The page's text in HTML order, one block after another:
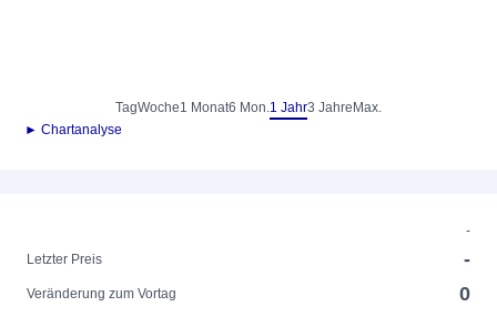
TagWoche1 Monat6 Mon.1 Jahr3 Jahre Max.
► Chartanalyse
-
Letzter Preis
-
Veränderung zum Vortag 0